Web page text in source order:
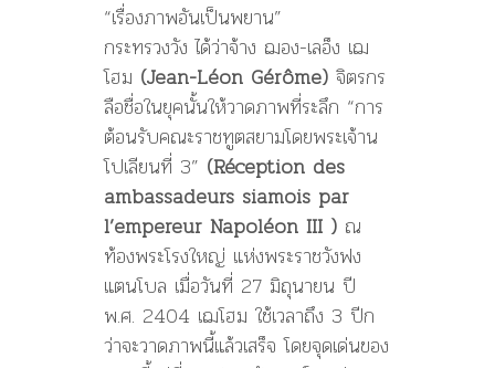
“เรื่องภาพอันเป็นพยาน”
กระทรวงวัง ได้ว่าจ้าง ฌอง-เลอ็ง เฌ
โฮม (Jean-Léon Gérôme) จิตรกร
ลือชื่อในยุคนั้นให้วาดภาพที่ระลึก “การ
ต้อนรับคณะราชทูตสยามโดยพระเจ้าน
โปเลียนที่ 3” (Réception des
ambassadeurs siamois par
l’empereur Napoléon III ) ณ
ท้องพระโรงใหญ่ แห่งพระราชวังฟง
แตนโบล เมื่อวันที่ 27 มิถุนายน ปี
พ.ศ. 2404 เฌโฮม ใช้เวลาถึง 3 ปีก
ว่าจะวาดภาพนี้แล้วเสร็จ โดยจุดเด่นของ